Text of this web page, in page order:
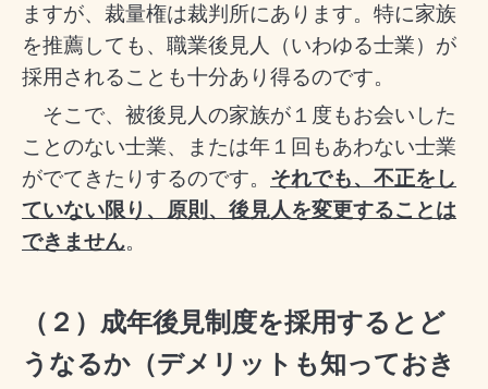
ますが、裁量権は裁判所にあります。特に家族
を推薦しても、職業後見人（いわゆる士業）が
採用されることも十分あり得るのです。
そこで、被後見人の家族が１度もお会いした
ことのない士業、または年１回もあわない士業
がでてきたりするのです。 それでも、不正をし
ていない限り、原則、後見人を変更することは
できません。
（２）成年後見制度を採用するとど
うなるか（デメリットも知っておき